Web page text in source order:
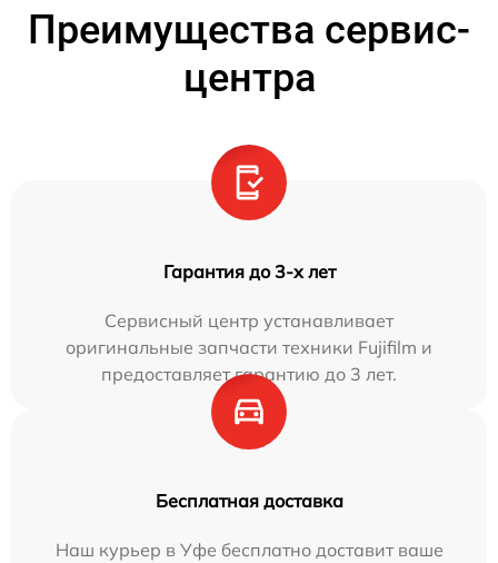
Преимущества сервис-
центра
Гарантия до 3-х лет
Сервисный центр устанавливает
оригинальные запчасти техники Fujifilm и
предоставляет гарантию до 3 лет.
Бесплатная доставка
Наш курьер в Уфе бесплатно доставит ваше